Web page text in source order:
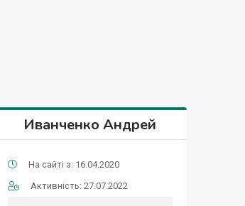
Иванченко Андрей
На сайті з: 16.04.2020
Активність: 27.07.2022